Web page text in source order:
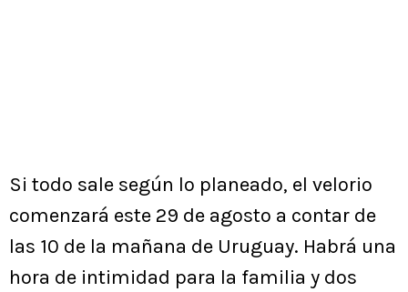
Si todo sale según lo planeado, el velorio
comenzará este 29 de agosto a contar de
las 10 de la mañana de Uruguay. Habrá una
hora de intimidad para la familia y dos